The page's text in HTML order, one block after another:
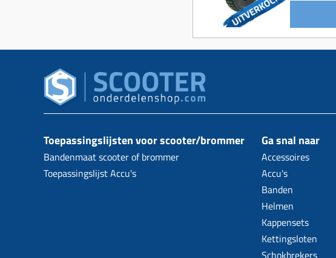
Toepassingslijsten voor scooter/brommer
Bandenmaat scooter of brommer
Toepassingslijst Accu's
Ga snal naar
Accessoires
Accu's
Banden
Helmen
Kappensets
Kettingsloten